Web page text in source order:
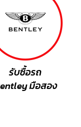
รับซื้อรถ
มือสอง